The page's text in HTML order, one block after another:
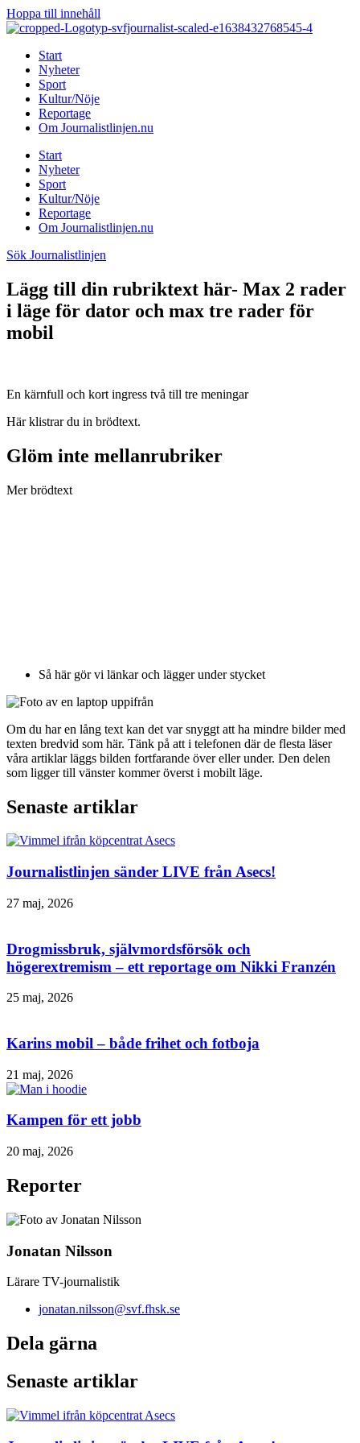
Hoppa till innehåll
Start
Nyheter
Sport
Kultur/Nöje
Reportage
Om Journalistlinjen.nu
Start
Nyheter
Sport
Kultur/Nöje
Reportage
Om Journalistlinjen.nu
Sök Journalistlinjen
Lägg till din rubriktext här- Max 2 rader
i läge för dator och max tre rader för
mobil
En kärnfull och kort ingress två till tre meningar
Här klistrar du in brödtext.
Glöm inte mellanrubriker
Mer brödtext
Så här gör vi länkar och lägger under stycket
Om du har en lång text kan det var snyggt att ha mindre bilder med
texten bredvid som här. Tänk på att i telefonen där de flesta läser
våra artiklar läggs bilden fortfarande över eller under. Den delen
som ligger till vänster kommer överst i mobilt läge.
Senaste artiklar
Journalistlinjen sänder LIVE från Asecs!
27 maj, 2026
Drogmissbruk, självmordsförsök och
högerextremism – ett reportage om Nikki Franzén
25 maj, 2026
Karins mobil – både frihet och fotboja
21 maj, 2026
Kampen för ett jobb
20 maj, 2026
Reporter
Jonatan Nilsson
Lärare TV-journalistik
jonatan.nilsson@svf.fhsk.se
Dela gärna
Senaste artiklar